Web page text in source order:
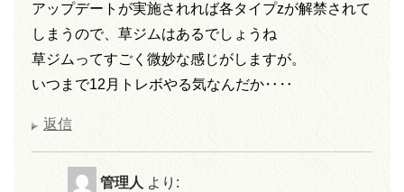
アップデートが実施されれば各タイプzが解禁されて
しまうので、草ジムはあるでしょうね
草ジムってすごく微妙な感じがしますが。
いつまで12月トレボやる気なんだか‥‥
返信
管理人 より: